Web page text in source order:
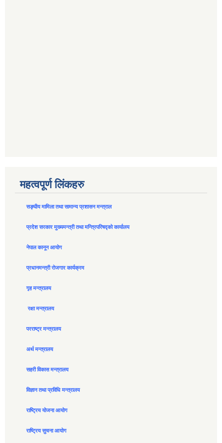
महत्वपूर्ण लिंकहरु
सङ्घीय मामिला तथा सामान्य प्रशासन मन्त्राल
प्रदेश सरकार मुख्यमन्त्री तथा मन्त्रिपरिषद्को कार्यालय
नेपाल कानून आयोग
प्रधानमन्त्री रोजगार कार्यक्रम
गृह मन्त्रालय
रक्षा मन्त्रालय
परराष्ट्र मन्त्रालय
अर्थ मन्त्रालय
सहरी विकास मन्त्रालय
विज्ञान तथा प्रविधि मन्त्रालय
राष्ट्रिय योजना आयोग
राष्ट्रिय सुचना आयोग